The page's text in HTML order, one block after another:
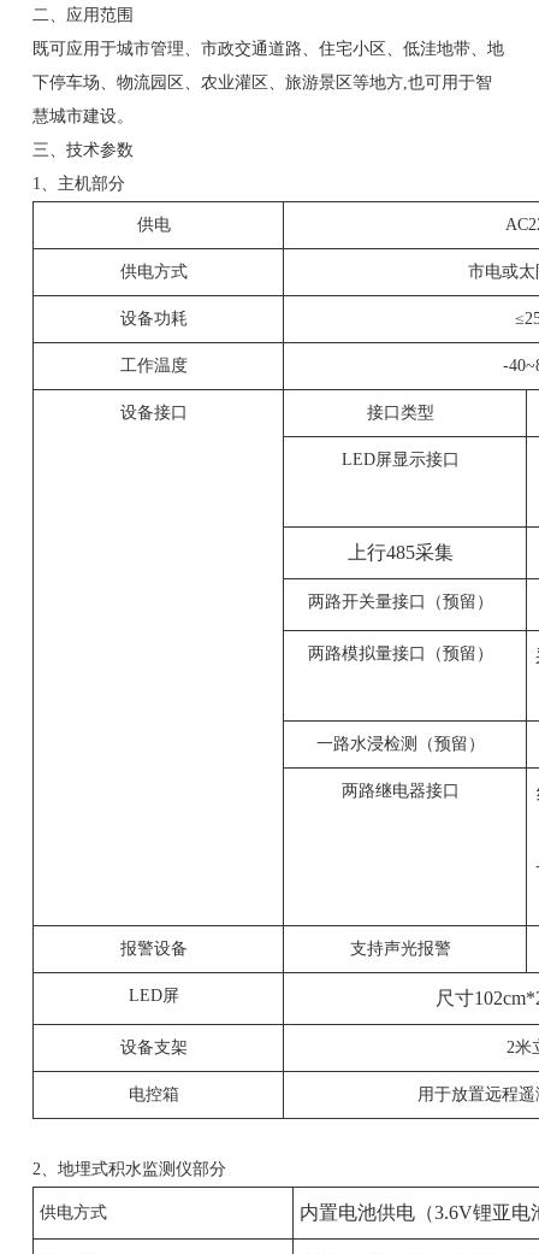
二、应用范围
既可应用于城市管理、市政交通道路、住宅小区、低洼地带、地
下停车场、物流园区、农业灌区、旅游景区等地方,也可用于智
慧城市建设。
三、技术参数
1、主机部分
供电
供电方式 市电或
设备功耗
工作温度 -
设备接口 接口类型
LED屏显示接口
上行485采集
两路开关量接口（预留）
两路模拟量接口（预留）
一路水浸检测（预留）
两路继电器接口
报警设备 支持声光报警
LED屏 尺寸
设备支架 2
电控箱 用于放置远程
2、地埋式积水监测仪部分
供电方式 内置电池供电（3.6V锂亚电